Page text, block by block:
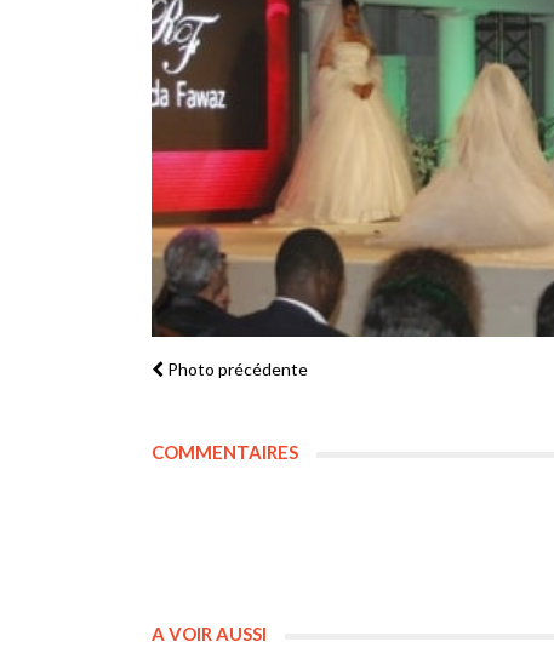
Photo précédente
COMMENTAIRES
A VOIR AUSSI